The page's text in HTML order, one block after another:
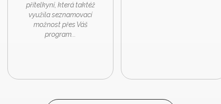
přítelkyní, která taktéž
využila seznamovací
možnost přes Váš
program...